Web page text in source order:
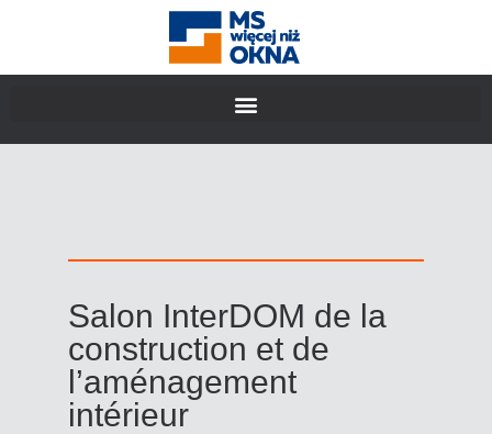
Salon InterDOM de la
construction et de
l’aménagement
intérieur